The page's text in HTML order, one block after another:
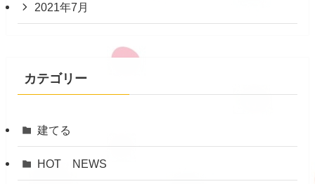
2021年7月
カテゴリー
建てる
HOT NEWS